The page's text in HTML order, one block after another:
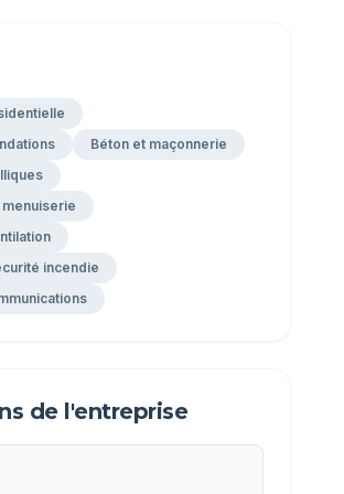
Béton et maçonnerie
incendie
de l'entreprise